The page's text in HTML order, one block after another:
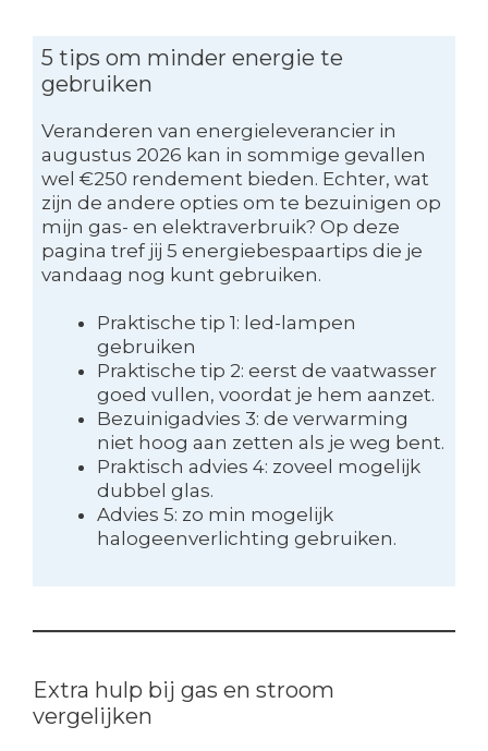
5 tips om minder energie te
gebruiken
Veranderen van energieleverancier in
augustus 2026 kan in sommige gevallen
wel €250 rendement bieden. Echter, wat
zijn de andere opties om te bezuinigen op
mijn gas- en elektraverbruik? Op deze
pagina tref jij 5 energiebespaartips die je
vandaag nog kunt gebruiken.
Praktische tip 1: led-lampen
gebruiken
Praktische tip 2: eerst de vaatwasser
goed vullen, voordat je hem aanzet.
Bezuinigadvies 3: de verwarming
niet hoog aan zetten als je weg bent.
Praktisch advies 4: zoveel mogelijk
dubbel glas.
Advies 5: zo min mogelijk
halogeenverlichting gebruiken.
Extra hulp bij gas en stroom
vergelijken